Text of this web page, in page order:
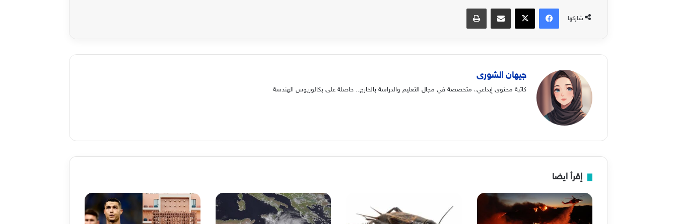
شاركها
فيسبوك‫X مشاركة عبر البريد طباعة
جيهان الشورى
كاتبة محتوى إبداعي، متخصصة في مجال التعليم والدراسة بالخارج.. حاصلة على بكالوريوس الهندسة
إقرأ ايضا